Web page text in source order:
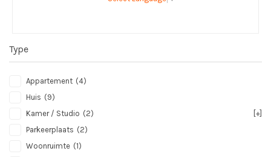
Type
Appartement (4)
Huis (9)
Kamer / Studio (2)
[+]
Parkeerplaats (2)
Woonruimte (1)